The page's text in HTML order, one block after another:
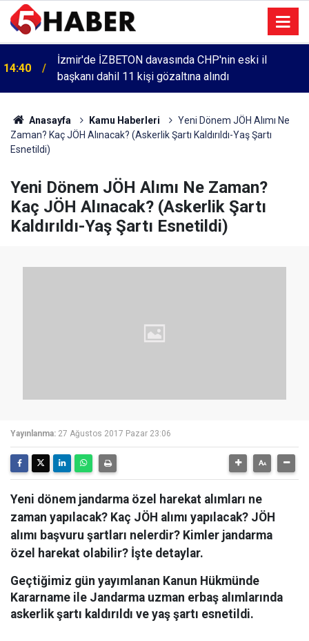
14:40
İzmir'de İZBETON davasında CHP'nin eski il
başkanı dahil 11 kişi gözaltına alındı
13:55
Cumartesi anneleri 1083. haftada Mehmet Özdemir
Anasayfa Kamu Haberleri
Yeni Dönem JÖH Alımı Ne
Zaman? Kaç JÖH Alınacak? (Askerlik Şartı Kaldırıldı-Yaş Şartı
Esnetildi)
Yeni Dönem JÖH Alımı Ne Zaman?
Kaç JÖH Alınacak? (Askerlik Şartı
Kaldırıldı-Yaş Şartı Esnetildi)
Yayınlanma: 27 Ağustos 2017 Pazar 23:06
Yeni dönem jandarma özel harekat alımları ne
zaman yapılacak? Kaç JÖH alımı yapılacak? JÖH
alımı başvuru şartları nelerdir? Kimler jandarma
özel harekat olabilir? İşte detaylar.
Geçtiğimiz gün yayımlanan Kanun Hükmünde
Kararname ile Jandarma uzman erbaş alımlarında
askerlik şartı kaldırıldı ve yaş şartı esnetildi.